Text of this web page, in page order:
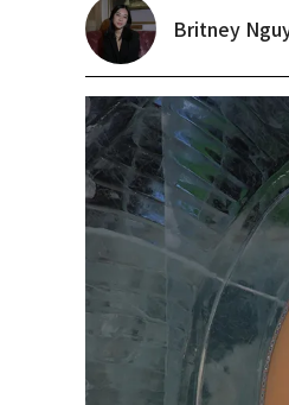
Britney